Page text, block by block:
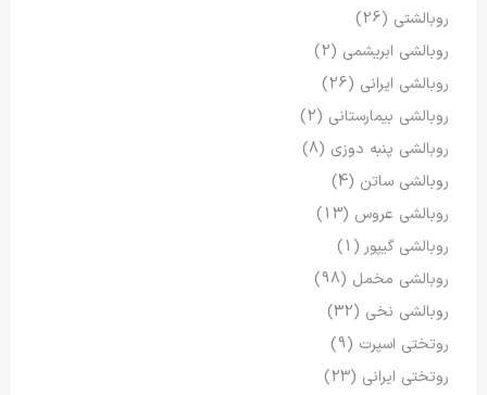
روبالشتی (26)
روبالشی ابریشمی (2)
روبالشی ایرانی (26)
روبالشی بیمارستانی (2)
روبالشی پنبه دوزی (8)
روبالشی ساتن (4)
روبالشی عروس (13)
روبالشی گیپور (1)
روبالشی مخمل (98)
روبالشی نخی (32)
روتختی اسپرت (9)
روتختی ایرانی (23)